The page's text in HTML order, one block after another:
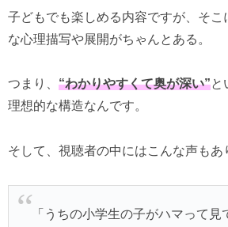
子どもでも楽しめる内容ですが、そこ
な心理描写や展開がちゃんとある。
つまり、 “わかりやすくて奥が深い”と
理想的な構造なんです。
そして、視聴者の中にはこんな声もあ
「うちの小学生の子がハマって見